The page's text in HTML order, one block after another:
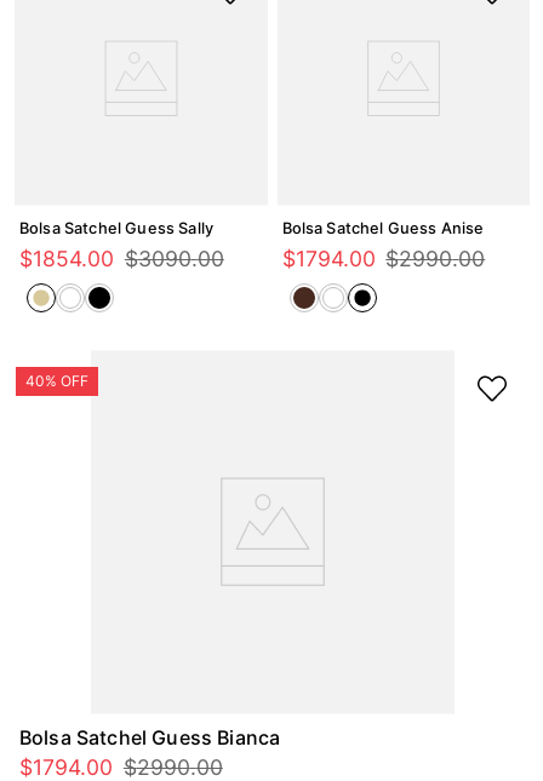
Bolsa Satchel Guess Sally
$1854.00 $3090.00
Bolsa Satchel Guess Anise
$1794.00 $2990.00
Bolsa Satchel Guess Bianca
$1794.00 $2990.00